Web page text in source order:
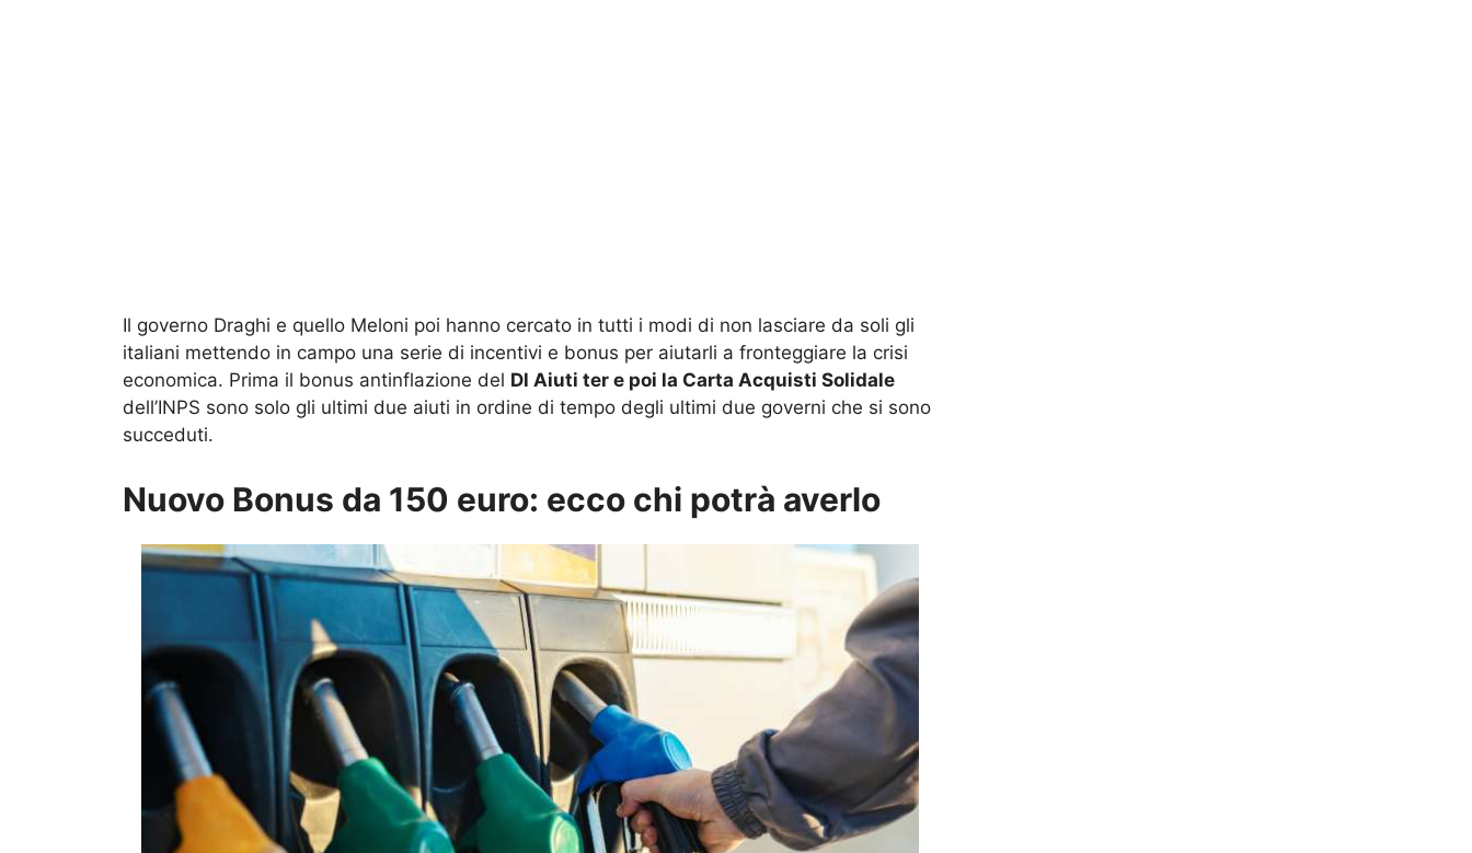
Il governo Draghi e quello Meloni poi hanno cercato in tutti i modi di non lasciare da soli gli
italiani mettendo in campo una serie di incentivi e bonus per aiutarli a fronteggiare la crisi
economica. Prima il bonus antinflazione del Dl Aiuti ter e poi la Carta Acquisti Solidale
dell’INPS sono solo gli ultimi due aiuti in ordine di tempo degli ultimi due governi che si sono
succeduti.
Nuovo Bonus da 150 euro: ecco chi potrà averlo